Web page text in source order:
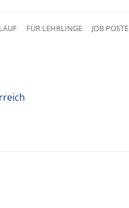
Haupt-Navigation
FÜR LEHRLINGE JOB